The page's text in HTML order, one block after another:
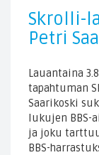
Skrolli-
Petri
Lauantaina
tapahtuman
Saarikoski
lukujen BBS-
ja joku
BBS-